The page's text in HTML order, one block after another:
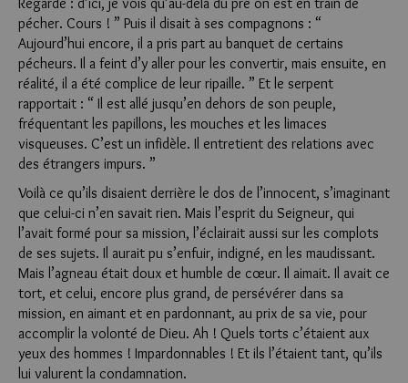
pécher. Cours ! ” Puis il disait à ses compagnons : “
Aujourd’hui encore, il a pris part au banquet de certains
pécheurs. Il a feint d’y aller pour les convertir, mais ensuite, en
réalité, il a été complice de leur ripaille. ” Et le serpent
rapportait : “ Il est allé jusqu’en dehors de son peuple,
fréquentant les papillons, les mouches et les limaces
visqueuses. C’est un infidèle. Il entretient des relations avec
des étrangers impurs. ”
Voilà ce qu’ils disaient derrière le dos de l’innocent, s’imaginant
que celui-ci n’en savait rien. Mais l’esprit du Seigneur, qui
l’avait formé pour sa mission, l’éclairait aussi sur les complots
de ses sujets. Il aurait pu s’enfuir, indigné, en les maudissant.
Mais l’agneau était doux et humble de cœur. Il aimait. Il avait ce
tort, et celui, encore plus grand, de persévérer dans sa
mission, en aimant et en pardonnant, au prix de sa vie, pour
accomplir la volonté de Dieu. Ah ! Quels torts c’étaient aux
yeux des hommes ! Impardonnables ! Et ils l’étaient tant, qu’ils
lui va­lurent la condamnation.